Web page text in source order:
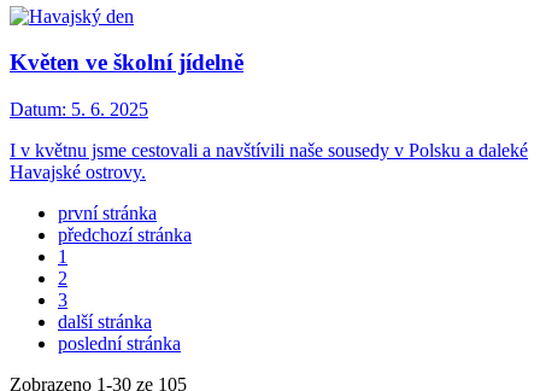
Květen ve školní jídelně
Datum: 5. 6. 2025
I v květnu jsme cestovali a navštívili naše sousedy v Polsku a daleké
Havajské ostrovy.
první stránka
předchozí stránka
1
2
3
další stránka
poslední stránka
Zobrazeno 1-30 ze 105